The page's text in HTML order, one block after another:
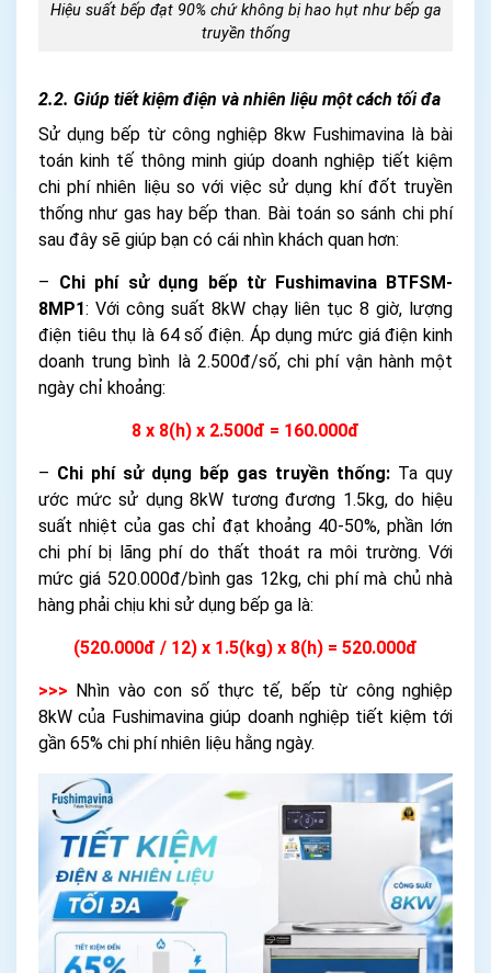
Hiệu suất bếp đạt 90% chứ không bị hao hụt như bếp ga
truyền thống
2.2. Giúp tiết kiệm điện và nhiên liệu một cách tối đa
Sử dụng bếp từ công nghiệp 8kw Fushimavina là bài
toán kinh tế thông minh giúp doanh nghiệp tiết kiệm
chi phí nhiên liệu so với việc sử dụng khí đốt truyền
thống như gas hay bếp than. Bài toán so sánh chi phí
sau đây sẽ giúp bạn có cái nhìn khách quan hơn:
– Chi phí sử dụng bếp từ Fushimavina BTFSM-
8MP1: Với công suất 8kW chạy liên tục 8 giờ, lượng
điện tiêu thụ là 64 số điện. Áp dụng mức giá điện kinh
doanh trung bình là 2.500đ/số, chi phí vận hành một
ngày chỉ khoảng:
8 x 8(h) x 2.500đ = 160.000đ
– Chi phí sử dụng bếp gas truyền thống: Ta quy
ước mức sử dụng 8kW tương đương 1.5kg, do hiệu
suất nhiệt của gas chỉ đạt khoảng 40-50%, phần lớn
chi phí bị lãng phí do thất thoát ra môi trường. Với
mức giá 520.000đ/bình gas 12kg, chi phí mà chủ nhà
hàng phải chịu khi sử dụng bếp ga là:
(520.000đ / 12) x 1.5(kg) x 8(h) = 520.000đ
>>> Nhìn vào con số thực tế, bếp từ công nghiệp
8kW của Fushimavina giúp doanh nghiệp tiết kiệm tới
gần 65% chi phí nhiên liệu hằng ngày.